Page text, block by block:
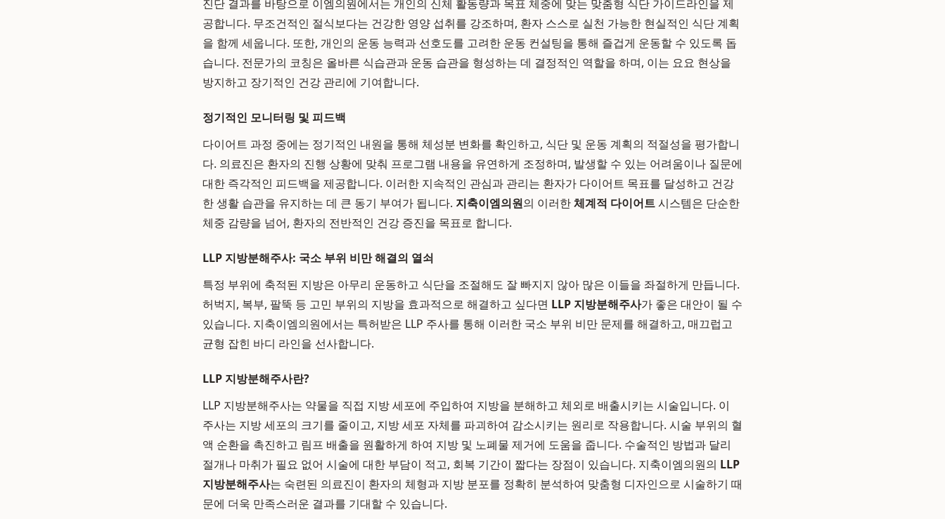
진단 결과를 바탕으로 이엠의원에서는 개인의 신체 활동량과 목표 체중에 맞는 맞춤형 식단 가이드라인을 제
공합니다. 무조건적인 절식보다는 건강한 영양 섭취를 강조하며, 환자 스스로 실천 가능한 현실적인 식단 계획
을 함께 세웁니다. 또한, 개인의 운동 능력과 선호도를 고려한 운동 컨설팅을 통해 즐겁게 운동할 수 있도록 돕
습니다. 전문가의 코칭은 올바른 식습관과 운동 습관을 형성하는 데 결정적인 역할을 하며, 이는 요요 현상을
방지하고 장기적인 건강 관리에 기여합니다.
정기적인 모니터링 및 피드백
다이어트 과정 중에는 정기적인 내원을 통해 체성분 변화를 확인하고, 식단 및 운동 계획의 적절성을 평가합니
다. 의료진은 환자의 진행 상황에 맞춰 프로그램 내용을 유연하게 조정하며, 발생할 수 있는 어려움이나 질문에
대한 즉각적인 피드백을 제공합니다. 이러한 지속적인 관심과 관리는 환자가 다이어트 목표를 달성하고 건강
한 생활 습관을 유지하는 데 큰 동기 부여가 됩니다. 지축이엠의원의 이러한체계적 다이어트시스템은 단순한
체중 감량을 넘어, 환자의 전반적인 건강 증진을 목표로 합니다.
LLP 지방분해주사: 국소 부위 비만 해결의 열쇠
특정 부위에 축적된 지방은 아무리 운동하고 식단을 조절해도 잘 빠지지 않아 많은 이들을 좌절하게 만듭니다.
허벅지, 복부, 팔뚝 등 고민 부위의 지방을 효과적으로 해결하고 싶다면 LLP 지방분해주사가 좋은 대안이 될 수
있습니다. 지축이엠의원에서는 특허받은 LLP 주사를 통해 이러한 국소 부위 비만 문제를 해결하고, 매끄럽고
균형 잡힌 바디 라인을 선사합니다.
LLP 지방분해주사란?
LLP 지방분해주사는 약물을 직접 지방 세포에 주입하여 지방을 분해하고 체외로 배출시키는 시술입니다. 이
주사는 지방 세포의 크기를 줄이고, 지방 세포 자체를 파괴하여 감소시키는 원리로 작용합니다. 시술 부위의 혈
액 순환을 촉진하고 림프 배출을 원활하게 하여 지방 및 노폐물 제거에 도움을 줍니다. 수술적인 방법과 달리
절개나 마취가 필요 없어 시술에 대한 부담이 적고, 회복 기간이 짧다는 장점이 있습니다. 지축이엠의원의 LLP
지방분해주사는 숙련된 의료진이 환자의 체형과 지방 분포를 정확히 분석하여 맞춤형 디자인으로 시술하기 때
문에 더욱 만족스러운 결과를 기대할 수 있습니다.